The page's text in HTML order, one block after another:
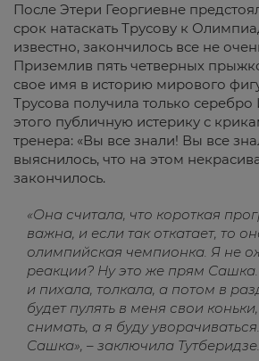
После Этери Георгиевне
срок натаскать Трусову к
известно, закончилось все не
Приземлив пять четверных
свое имя в историю мирового
Трусова получила только серебро
этого публичную истерику с
тренера: «Вы все знали! Вы все
выяснилось, что на этом
закончилось.
«Она считала, что короткая
важна, и если так откатает, то
олимпийская чемпионка. Я не
реакции? Ну это же прям
и пихала, толкала, а потом в
будет пулять в меня свои
снимать, а я буду
Сашка», – заключила Тутберидзе.